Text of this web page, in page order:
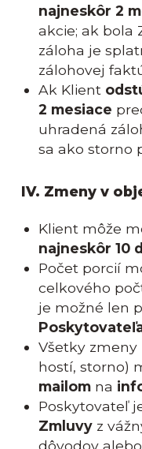
najneskôr 2
akcie; ak bola
záloha je
zálohovej
Ak Klient
2 mesiace
uhradená
sa ako storno
IV. Zmeny v
Klient môže
najneskôr 10
Počet porcií
celkového
je možné len
Všetky
hostí, storno)
mailomna
Poskytovateľ
Zmluvyz
dôvodov